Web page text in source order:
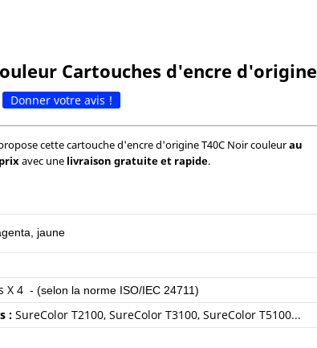
Cartouches d'encre d'origine
Donner votre avis !
cette cartouche d'encre d'origine T40C Noir couleurau
avec une livraison gratuite et rapide.
jaune
X 4 - (selon la norme ISO/IEC 24711)
: SureColor T2100, SureColor T3100, SureColor T5100...